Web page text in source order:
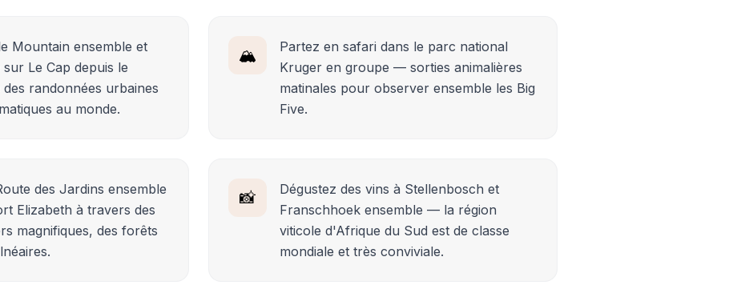
Mountain ensemble et
Le Cap depuis le
randonnées urbaines
au monde.
🏔️
Partez en safari dans le parc national
Kruger en groupe — sorties animalières
matinales pour observer ensemble les Big
Five.
des Jardins ensemble
Elizabeth à travers des
magnifiques, des forêts
📸
Dégustez des vins à Stellenbosch et
Franschhoek ensemble — la région
viticole d'Afrique du Sud est de classe
mondiale et très conviviale.